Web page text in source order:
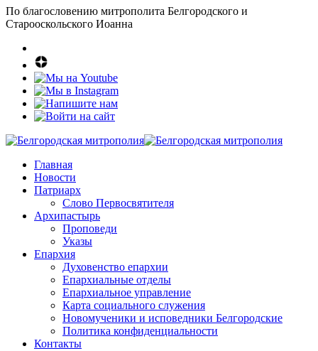
По благословению митрополита Белгородского и
Старооскольского Иоанна
Главная
Новости
Патриарх
Слово Первосвятителя
Архипастырь
Проповеди
Указы
Епархия
Духовенство епархии
Епархиальные отделы
Епархиальное управление
Карта социального служения
Новомученики и исповедники Белгородские
Политика конфиденциальности
Контакты